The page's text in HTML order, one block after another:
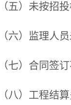
（五）未按招
（六）监理人
（七）合同签订
（八）工程结